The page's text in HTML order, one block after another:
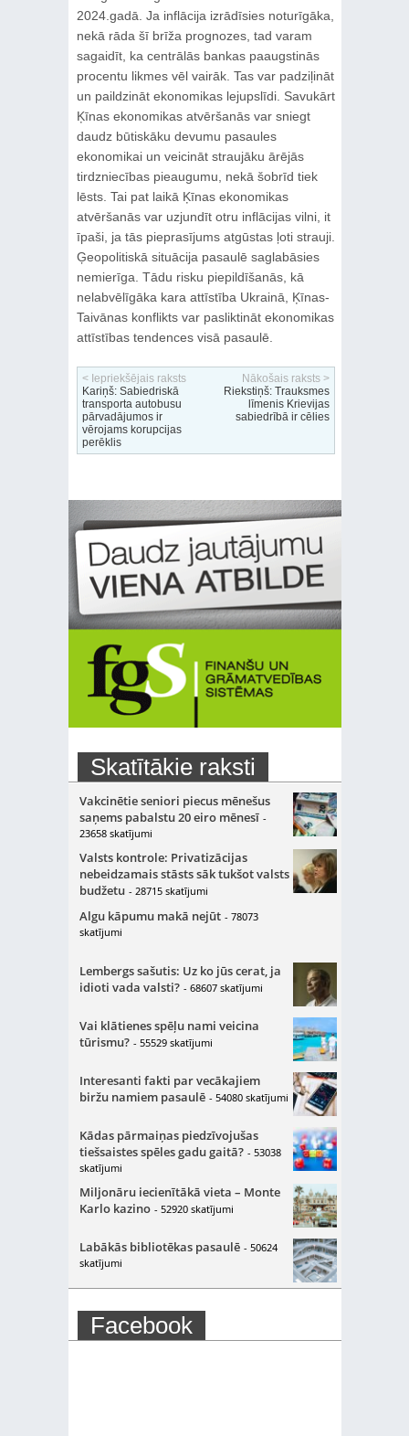
2024.gadā. Ja inflācija izrādīsies noturīgāka,
nekā rāda šī brīža prognozes, tad varam
sagaidīt, ka centrālās bankas paaugstinās
procentu likmes vēl vairāk. Tas var padziļināt
un paildzināt ekonomikas lejupslīdi. Savukārt
Ķīnas ekonomikas atvēršanās var sniegt
daudz būtiskāku devumu pasaules
ekonomikai un veicināt straujāku ārējās
tirdzniecības pieaugumu, nekā šobrīd tiek
lēsts. Tai pat laikā Ķīnas ekonomikas
atvēršanās var uzjundīt otru inflācijas vilni, it
īpaši, ja tās pieprasījums atgūstas ļoti strauji.
Ģeopolitiskā situācija pasaulē saglabāsies
nemierīga. Tādu risku piepildīšanās, kā
nelabvēlīgāka kara attīstība Ukrainā, Ķīnas-
Taivānas konflikts var pasliktināt ekonomikas
attīstības tendences visā pasaulē.
< Iepriekšējais raksts
Kariņš: Sabiedriskā
transporta autobusu
pārvadājumos ir
vērojams korupcijas
perēklis
Nākošais raksts >
Riekstiņš: Trauksmes
līmenis Krievijas
sabiedrībā ir cēlies
Skatītākie raksti
Vakcinētie seniori piecus mēnešus
saņems pabalstu 20 eiro mēnesī -
23658 skatījumi
Valsts kontrole: Privatizācijas
nebeidzamais stāsts sāk tukšot valsts
budžetu - 28715 skatījumi
Algu kāpumu makā nejūt - 78073
skatījumi
Lembergs sašutis: Uz ko jūs cerat, ja
idioti vada valsti? - 68607 skatījumi
Vai klātienes spēļu nami veicina
tūrismu? - 55529 skatījumi
Interesanti fakti par vecākajiem
biržu namiem pasaulē - 54080 skatījumi
Kādas pārmaiņas piedzīvojušas
tiešsaistes spēles gadu gaitā? - 53038
skatījumi
Miljonāru iecienītākā vieta – Monte
Karlo kazino - 52920 skatījumi
Labākās bibliotēkas pasaulē - 50624
skatījumi
Facebook